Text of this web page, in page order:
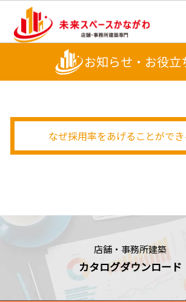
お知らせ・お役立
なぜ採用率をあげることができ
店舗・事務所建築
カタログダウンロード